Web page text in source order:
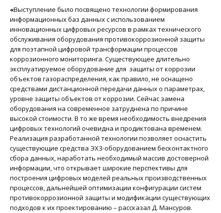
«Выступление было посвящено технологии формирования
информационных баз данных с использованием
инновационных цифровых ресурсов в рамках технического
обслуживания оборудования противокоррозионной защиты
для поэтапной цифровой трансформации процессов
коррозионного мониторинга. Существующее длительно
эксплуатируемое оборудование для защиты от коррозии
объектов газораспределения, как правило, не оснащено
средствами дистанционной передачи данных о параметрах,
уровне защиты объектов от коррозии. Сейчас замена
оборудования на современное затруднена по причине
высокой стоимости. В то же время необходимость внедрения
цифровых технологий очевидна и продиктована временем.
Реализация разработанной технологии позволяет оснастить
существующие средства ЭХЗ-оборудованием бесконтактного
сбора данных, наработать необходимый массив достоверной
информации, что открывает широкие перспективы для
построения цифровых моделей реальных производственных
процессов, дальнейшей оптимизации конфигурации систем
противокоррозионной защиты и модификации существующих
подходов к их проектированию – рассказал Д. Мансуров.